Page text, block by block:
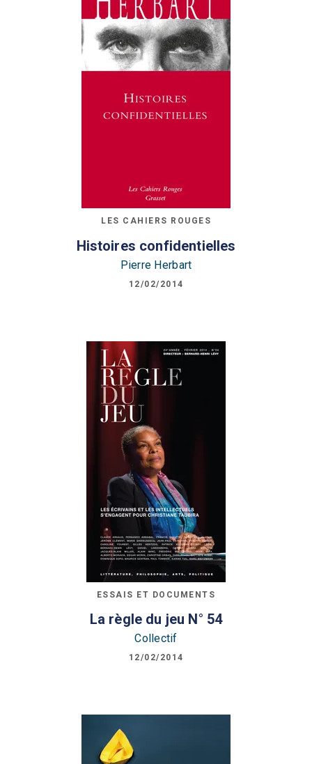
LES CAHIERS ROUGES
Histoires confidentielles
Pierre Herbart
12/02/2014
ESSAIS ET DOCUMENTS
La règle du jeu N° 54
Collectif
12/02/2014